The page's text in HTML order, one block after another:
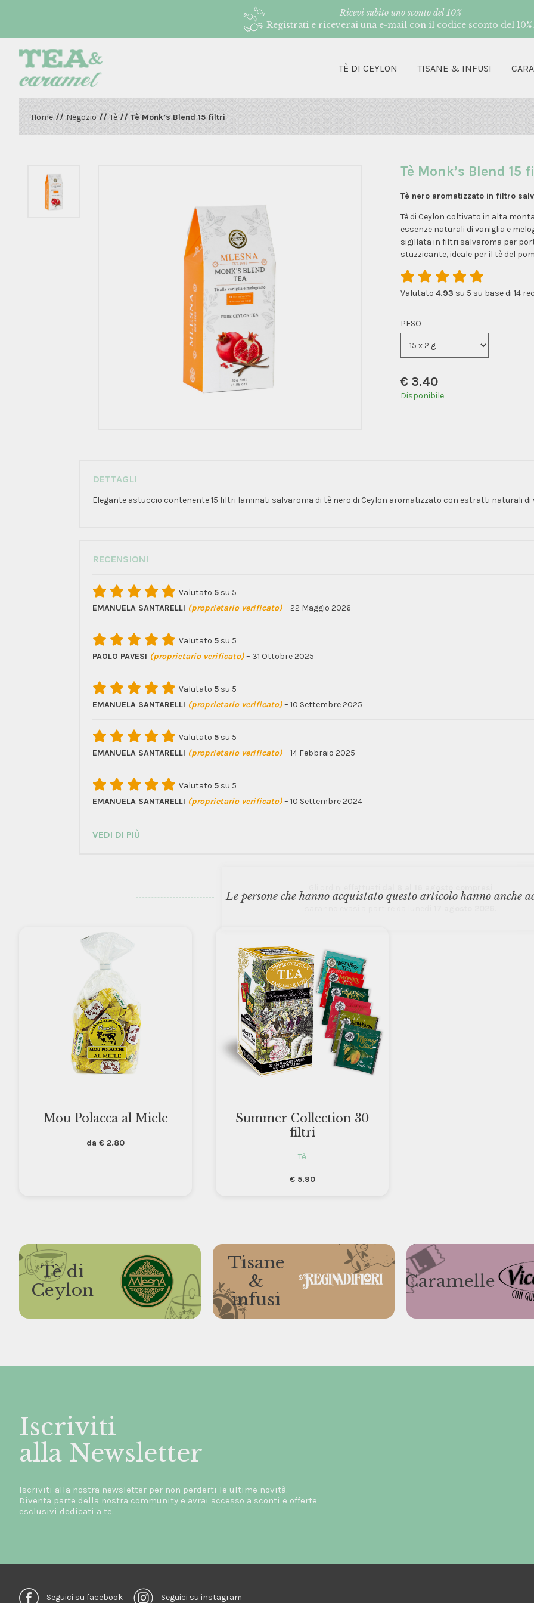
Ricevi subito uno sconto del 10%
Registrati e riceverai una e-mail con il codice sconto del 10%.
TÈ DI CEYLON TISANE & INFUSI
Home //Negozio //Tè// Tè Monk’s Blend 15 filtri
Tè Monk’s Blend 15
Tè nero aromatizzato in filtro
Tè di Ceylon coltivato in alta
essenze naturali di vaniglia e
sigillata in filtri salvaroma per
stuzzicante, ideale per il tè del
Valutato 4.93 su 5 su base di 14
PESO
€ 3.40
Disponibile
DETTAGLI
Elegante astuccio contenente 15 filtri laminati salvaroma di tè nero di Ceylon aromatizzato con estratti naturali di
RECENSIONI
Valutato 5su 5
EMANUELA SANTARELLI (proprietario verificato)– 22 Maggio 2026
Valutato 5su 5
PAOLO PAVESI (proprietario verificato)– 31 Ottobre 2025
Valutato 5su 5
EMANUELA SANTARELLI (proprietario verificato)– 10 Settembre 2025
Valutato 5su 5
EMANUELA SANTARELLI (proprietario verificato)– 14 Febbraio 2025
Valutato 5su 5
EMANUELA SANTARELLI (proprietario verificato)– 10 Settembre 2024
VEDI DI PIÙ
Le persone che hanno acquistato questo articolo hanno anche
Mou Polacca al Miele
da € 2.80
Summer Collection 30
filtri
Tè
€5.90
Tè di
Ceylon
Tisane
&
infusi
Caramelle
Iscriviti
alla Newsletter
Iscriviti alla nostra newsletter per non perderti le ultime novità.
Diventa parte della nostra community e avrai accesso a sconti e offerte
esclusivi dedicati a te.
Seguici su facebook Seguici su instagram